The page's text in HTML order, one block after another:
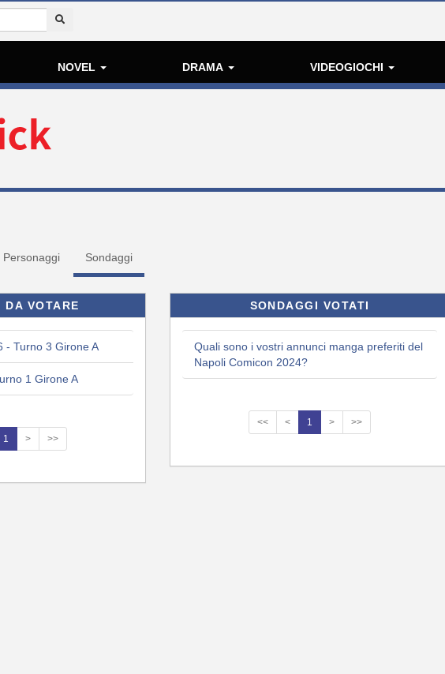
NOVEL DRAMA VIDEOGIOCHI
Personaggi Sondaggi
DA VOTARE
- Turno 3 Girone A
1 Girone A
1 > >>
SONDAGGI VOTATI
Quali sono i vostri annunci manga preferiti del
Napoli Comicon 2024?
<< < 1 > >>